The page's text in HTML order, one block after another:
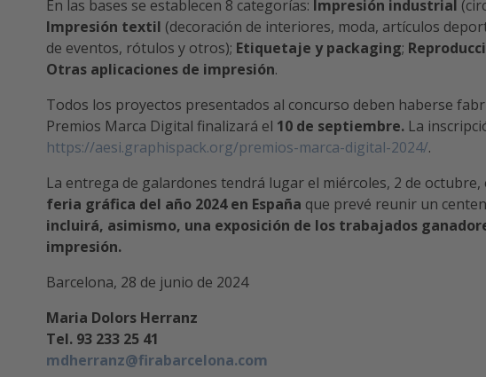
En las bases se establecen 8 categorías: Impresión industrial
Impresión textil (decoración de interiores, moda, artículos
de eventos, rótulos y otros); Etiquetaje y packaging;
Otras aplicaciones de impresión.
Todos los proyectos presentados al concurso deben haberse
Premios Marca Digital finalizará el 10 de septiembre. La
https://aesi.graphispack.org/premios-marca-digital-2024/.
La entrega de galardones tendrá lugar el miércoles, 2 de
feria gráfica del año 2024 en España que prevé reunir un
incluirá, asimismo, una exposición de los trabajados
impresión.
Barcelona, 28 de junio de 2024
Maria Dolors Herranz
Tel. 93 233 25 41
mdherranz@firabarcelona.com